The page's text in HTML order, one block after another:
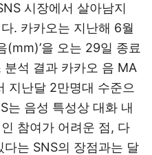
시장에서 살아남지
. 카카오는 지난해 6월
(mm)’을 오는 29일 종료
분석 결과 카카오 음 MA
지난달 2만명대 수준으
는 음성 특성상 대화 내
참여가 어려운 점, 다
는 SNS의 장점과는 달